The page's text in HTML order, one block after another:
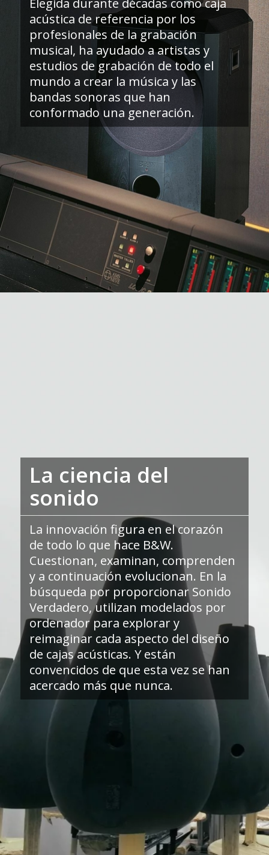
Elegida durante décadas como caja
acústica de referencia por los
profesionales de la grabación
musical, ha ayudado a artistas y
estudios de grabación de todo el
mundo a crear la música y las
bandas sonoras que han
conformado una generación.
La ciencia del
sonido
La innovación figura en el corazón
de todo lo que hace B&W.
Cuestionan, examinan, comprenden
y a continuación evolucionan. En la
búsqueda por proporcionar Sonido
Verdadero, utilizan modelados por
ordenador para explorar y
reimaginar cada aspecto del diseño
de cajas acústicas. Y están
convencidos de que esta vez se han
acercado más que nunca.